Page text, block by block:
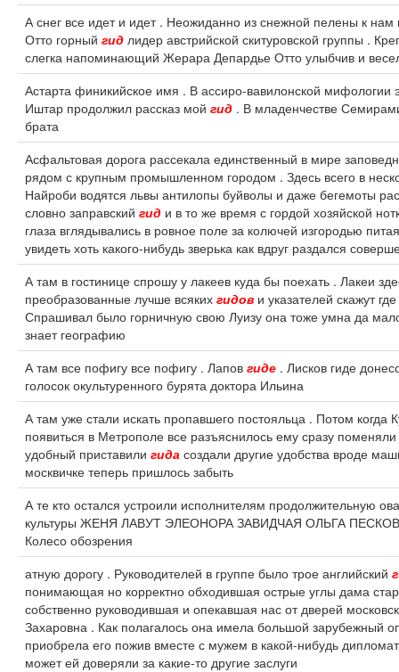
А снег все идет и идет . Неожиданно из снежной пелены к нам
Отто горный гид лидер австрийской скитуровской группы .
слегка напоминающий Жерара Депардье Отто улыбчив и
Астарта финикийское имя . В ассиро-вавилонской мифологии
Иштар продолжил рассказ мой гид . В младенчестве
брата
Асфальтовая дорога рассекала единственный в мире
рядом с крупным промышленном городом . Здесь всего в
Найроби водятся львы антилопы буйволы и даже бегемоты
словно заправский гид и в то же время с гордой хозяйской
глаза вглядывались в ровное поле за колючей изгородью
увидеть хоть какого-нибудь зверька как вдруг раздался
А там в гостинице спрошу у лакеев куда бы поехать . Лакеи
преобразованные лучше всяких гидов и указателей скажут
Спрашивал было горничную свою Луизу она тоже умна да
знает географию
А там все пофигу все пофигу . Лапов гиде . Лисков гиде
голосок окультуренного бурята доктора Ильина
А там уже стали искать пропавшего постояльца . Потом когда
появиться в Метрополе все разъяснилось ему сразу
удобный приставили гида создали другие удобства вроде
москвичке теперь пришлось забыть
А те кто остался устроили исполнителям продолжительную
культуры ЖЕНЯ ЛАВУТ ЭЛЕОНОРА ЗАВИДЧАЯ ОЛЬГА
Колесо обозрения
атную дорогу . Руководителей в группе было трое английский
понимающая но корректно обходившая острые углы дама
собственно руководившая и опекавшая нас от дверей
Захаровна . Как полагалось она имела большой зарубежный
приобрела его пожив вместе с мужем в какой-нибудь
может ей доверяли за какие-то другие заслуги